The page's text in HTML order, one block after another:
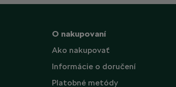
O nakupovaní
Ako nakupovať
Informácie o doručení
Platobné metódy